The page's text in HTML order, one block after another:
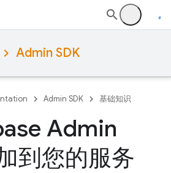
Admin SDK
Admin SDK 基础知识
Admin
到您的服务